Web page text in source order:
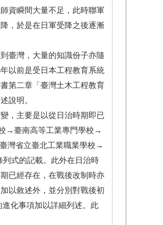
資瞬間大量不足，此時聯軍
，於是在日軍受降之後逐漸
臺灣，大量的知識份子亦隨
以前是受日本工程教育系統
第二章「臺灣土木工程教育
說明。
，主要是以從日治時期即已
→臺南高等工業專門學校→
灣省立臺北工業職業學校→
式的記載。此外在日治時
已經存在，在戰後改制時亦
以敘述外，並分別對戰後初
進化事項加以詳細列述。此